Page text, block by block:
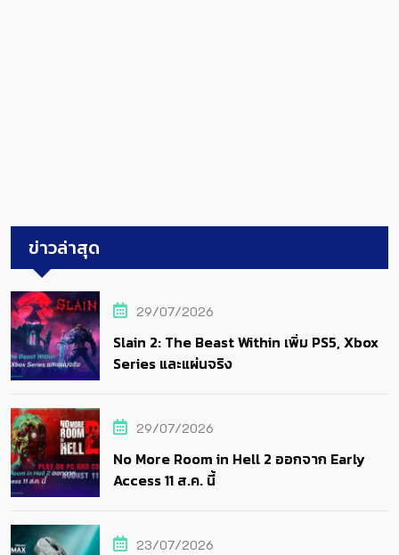
ข่าวล่าสุด
29/07/2026
Slain 2: The Beast Within เพิ่ม PS5, Xbox
Series และแผ่นจริง
29/07/2026
No More Room in Hell 2 ออกจาก Early
Access 11 ส.ค. นี้
23/07/2026